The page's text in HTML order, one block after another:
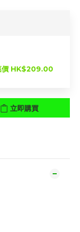
價 HK$209.00
立即購買